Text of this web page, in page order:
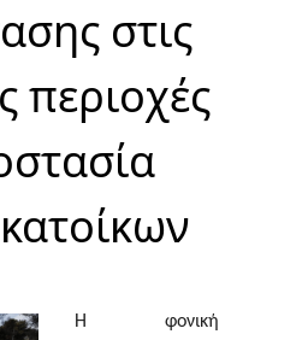
στις
περιοχές
Η φονική